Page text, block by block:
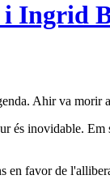
Ingrid
Ahir va morir
és inovidable.
en favor de